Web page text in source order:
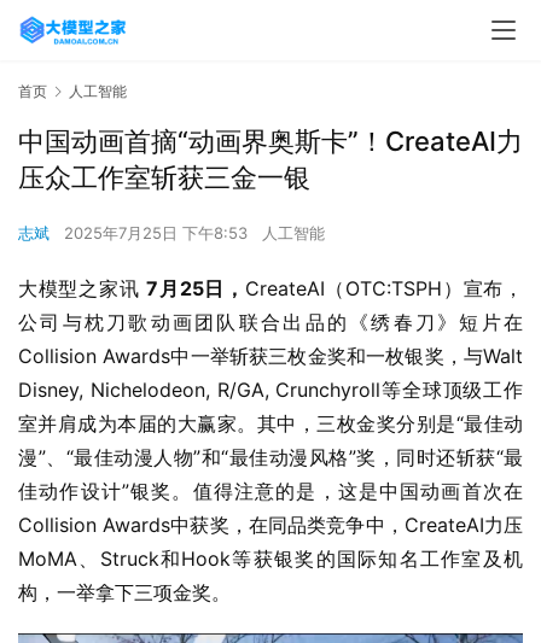
首页 人工智能
中国动画首摘“动画界奥斯卡”！CreateAI力
压众工作室斩获三金一银
志斌 2025年7月25日 下午8:53 人工智能
大模型之家讯 7月25日， CreateAI（OTC:TSPH）宣布，
公司与枕刀歌动画团队联合出品的《绣春刀》短片在
Collision Awards中一举斩获三枚金奖和一枚银奖，与Walt
Disney, Nichelodeon, R/GA, Crunchyroll等全球顶级工作
室并肩成为本届的大赢家。其中，三枚金奖分别是“最佳动
漫”、“最佳动漫人物”和“最佳动漫风格”奖，同时还斩获“最
佳动作设计”银奖。值得注意的是，这是中国动画首次在
Collision Awards中获奖，在同品类竞争中，CreateAI力压
MoMA、Struck和Hook等获银奖的国际知名工作室及机
构，一举拿下三项金奖。